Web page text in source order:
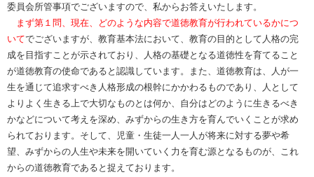
委員会所管事項でございますので、私からお答えいたします。
まず第１問、現在、どのような内容で道徳教育が行われているかにつ
いてでございますが、教育基本法において、教育の目的として人格の完
成を目指すことが示されており、人格の基礎となる道徳性を育てること
が道徳教育の使命であると認識しています。また、道徳教育は、人が一
生を通じて追求すべき人格形成の根幹にかかわるものであり、人として
よりよく生きる上で大切なものとは何か、自分はどのように生きるべき
かなどについて考えを深め、みずからの生き方を育んでいくことが求め
られております。そして、児童・生徒一人一人が将来に対する夢や希
望、みずからの人生や未来を開いていく力を育む源となるものが、これ
からの道徳教育であると捉えております。